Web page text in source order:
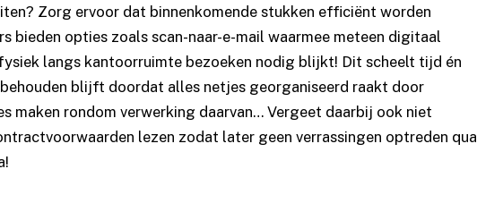
Zorg ervoor dat binnenkomende stukken efficiënt worden
bieden opties zoals scan-naar-e-mail waarmee meteen digitaal
langs kantoorruimte bezoeken nodig blijkt! Dit scheelt tijd én
blijft doordat alles netjes georganiseerd raakt door
maken rondom verwerking daarvan… Vergeet daarbij ook niet
lezen zodat later geen verrassingen optreden qua